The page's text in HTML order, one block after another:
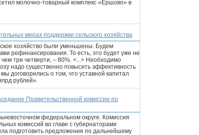
молочно-товарный комплекс «Ершово» в
мерах поддержки сельского хозяйства
хозяйство были уменьшены. Будем
рефинансирования. То есть, это будет уже не
три четверти, – 80%. <...> Необходимо
надо существенно повысить эффективность
договорились о том, что уставной капитал
рублей».
Правительственной комиссии по
федеральном округе. Комиссия
комиссий во главе с губернаторами
подготовить предложения по дальнейшему